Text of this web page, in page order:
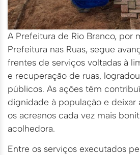
A Prefeitura de Rio Branco, por
Prefeitura nas Ruas, segue
frentes de serviços voltadas à
e recuperação de ruas,
públicos. As ações têm
dignidade à população e deixar
os acreanos cada vez mais
acolhedora.
Entre os serviços executados